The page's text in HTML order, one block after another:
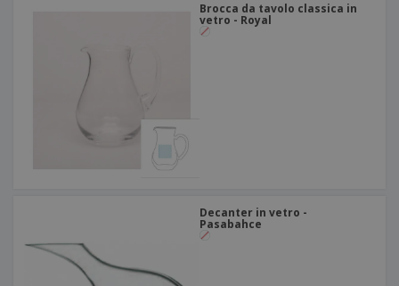
Brocca da tavolo classica in
vetro - Royal
Decanter in vetro -
Pasabahce